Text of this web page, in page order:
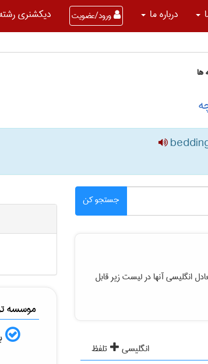
درباره ما ورود/عضویت دیکشنری
ها
جستجو کن
انگلیسی آنها در لیست زیر قابل
انگلیسی
تلفظ
موسسه